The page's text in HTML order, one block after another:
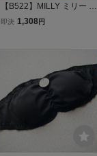
【B522】MILLY ミリー ベ
アトップワンピース ミニ
即決 1,308円